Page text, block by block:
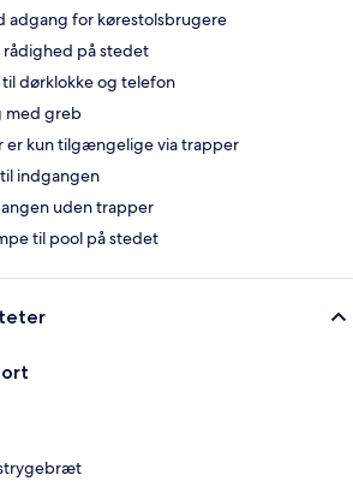
adgang for kørestolsbrugere
rådighed på stedet
dørklokke og telefon
med greb
er kun tilgængelige via trapper
indgangen
uden trapper
til pool på stedet